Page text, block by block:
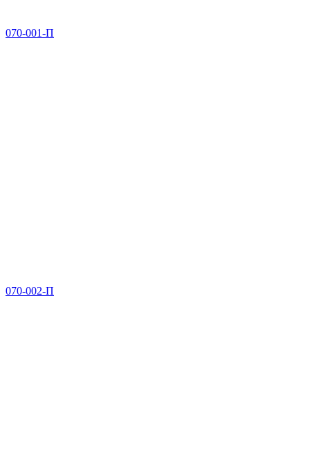
070-001-П
070-002-П